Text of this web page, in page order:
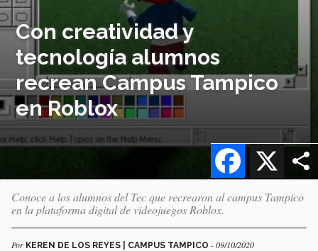
Con creatividad y
tecnología alumnos
recrean Campus Tampico
en Roblox
X
Facebook
Conoce a los alumnos del Tec que recrearon al campus Tampico
en la plataforma digital de videojuegos Roblox.
Por KEREN DE LOS REYES | CAMPUS TAMPICO - 09/10/2020